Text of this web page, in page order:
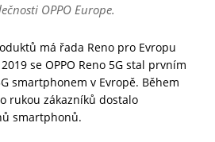
OPPO Europe.
má řada Reno pro Evropu
se OPPO Reno 5G stal prvním
smartphonem v Evropě. Během
rukou zákazníků dostalo
smartphonů.